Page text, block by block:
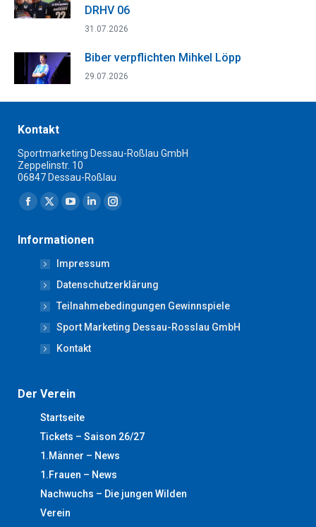
DRHV 06
31.07.2026
Biber verpflichten Mihkel Löpp
29.07.2026
Kontakt
Sportmarketing Dessau-Roßlau GmbH
Zeppelinstr. 10
06847 Dessau-Roßlau
Finden Sie uns auf:
Facebook
opens
new
window
X
opens
in
new
window
YouTube
opens
in
new
window
Linkedin
opens
in
new
window
Instagram
new
window
Informationen
Impressum
Datenschutzerklärung
Teilnahmebedingungen Gewinnspiele
Sport Marketing Dessau-Rosslau GmbH
Kontakt
Der Verein
Startseite
Tickets – Saison 26/27
1.Männer – News
1.Frauen – News
Nachwuchs – Die jungen Wilden
Verein